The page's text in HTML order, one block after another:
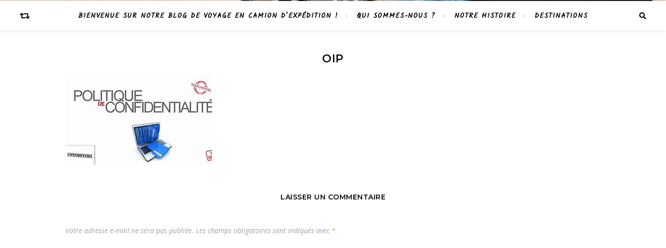
BIENVENUE SUR NOTRE BLOG DE VOYAGE EN CAMION D’EXPÉDITION ! QUI SOMMES-NOUS ? NOTRE HISTOIRE DESTINATIONS
OIP
LAISSER UN COMMENTAIRE
Votre adresse e-mail ne sera pas publiée. Les champs obligatoires sont indiqués avec *